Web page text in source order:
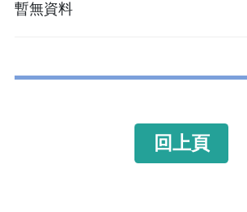
暫無資料
回上頁